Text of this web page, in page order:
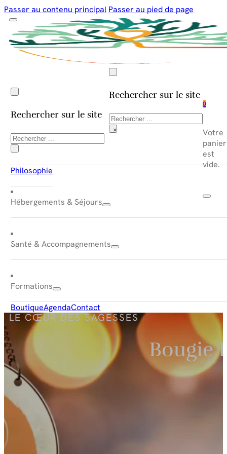
Passer au contenu principal Passer au pied de page
Rechercher sur le site
Rechercher
×
0
Votre
panier
est
vide.
Rechercher sur le site
Rechercher
×
Philosophie
Hébergements & Séjours
Santé & Accompagnements
Formations
BoutiqueAgendaContact
LE CŒUR DES SAGESSES
Bougie